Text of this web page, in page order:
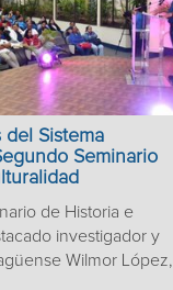
del Sistema
Seminario
de Historia e
investigador y
Wilmor López,